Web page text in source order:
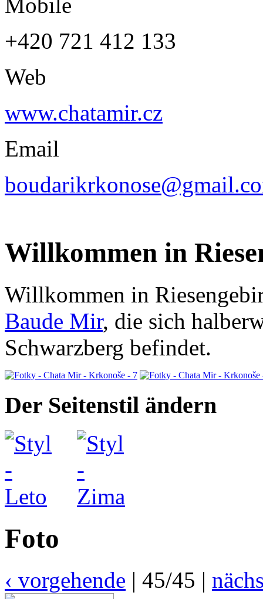
+420 721 412 133
Web
www.chatamir.cz
Email
Willkommen in
Willkommen in
Baude Mir, die sich
Schwarzberg befindet.
Der Seitenstil ändern
Foto
‹ vorgehende | 45/45 |